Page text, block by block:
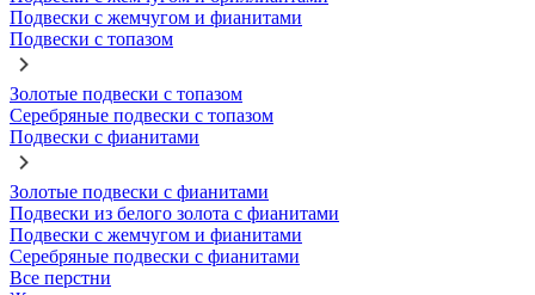
Подвески с жемчугом и фианитами
Подвески с топазом
Золотые подвески с топазом
Серебряные подвески с топазом
Подвески с фианитами
Золотые подвески с фианитами
Подвески из белого золота с фианитами
Подвески с жемчугом и фианитами
Серебряные подвески с фианитами
Все перстни